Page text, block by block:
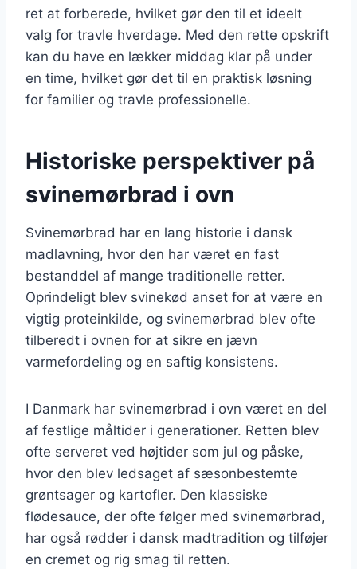
ret at forberede, hvilket gør den til et ideelt
valg for travle hverdage. Med den rette opskrift
kan du have en lækker middag klar på under
en time, hvilket gør det til en praktisk løsning
for familier og travle professionelle.
Historiske perspektiver på
svinemørbrad i ovn
Svinemørbrad har en lang historie i dansk
madlavning, hvor den har været en fast
bestanddel af mange traditionelle retter.
Oprindeligt blev svinekød anset for at være en
vigtig proteinkilde, og svinemørbrad blev ofte
tilberedt i ovnen for at sikre en jævn
varmefordeling og en saftig konsistens.
I Danmark har svinemørbrad i ovn været en del
af festlige måltider i generationer. Retten blev
ofte serveret ved højtider som jul og påske,
hvor den blev ledsaget af sæsonbestemte
grøntsager og kartofler. Den klassiske
flødesauce, der ofte følger med svinemørbrad,
har også rødder i dansk madtradition og tilføjer
en cremet og rig smag til retten.